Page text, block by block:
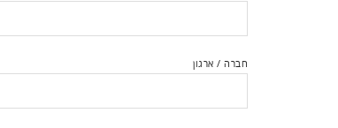
חברה / ארגון